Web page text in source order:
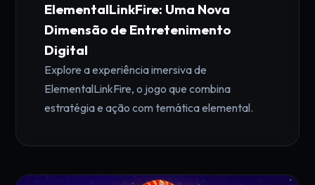
ElementalLinkFire: Uma Nova
Dimensão de Entretenimento
Digital
Explore a experiência imersiva de
ElementalLinkFire, o jogo que combina
estratégia e ação com temática elemental.